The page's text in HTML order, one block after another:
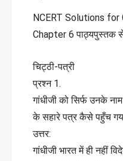
NCERT Solutions for
Chapter 6 पाठ्यपुस्तक
चिट्ठी-पत्री
प्रश्न 1.
गांधीजी को सिर्फ उनके
के सहारे पत्र कैसे पहुँच
उत्तर:
गांधीजी भारत में ही नहीं